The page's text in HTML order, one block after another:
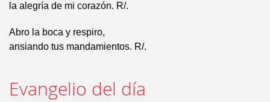
la alegría de mi corazón. R/.
Abro la boca y respiro,
ansiando tus mandamientos. R/.
Evangelio del día